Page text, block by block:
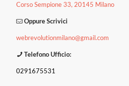
Corso Sempione 33, 20145 Milano
Oppure Scrivici
webrevolutionmilano@gmail.com
Telefono Ufficio:
0291675531